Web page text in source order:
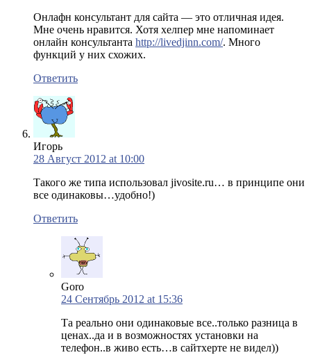
Онлафн консультант для сайта — это отличная идея.
Мне очень нравится. Хотя хелпер мне напоминает
онлайн консультанта http://livedjinn.com/. Много
функций у них схожих.
Ответить
Игорь
28 Август 2012 at 10:00
Такого же типа использовал jivosite.ru… в принципе они
все одинаковы…удобно!)
Ответить
Goro
24 Сентябрь 2012 at 15:36
Та реально они одинаковые все..только разница в
ценах..да и в возможностях установки на
телефон..в живо есть…в сайтхерте не видел))